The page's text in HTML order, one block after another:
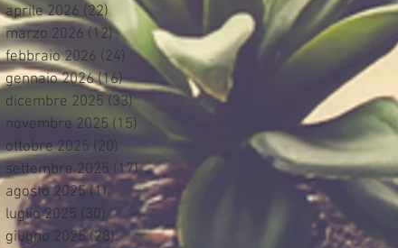
aprile 2026 (22)22 post
marzo 2026 (12) 12 post
febbraio 2026 (24) 24 post
gennaio 2026 (16)16 post
dicembre 2025 (33)33 post
novembre 2025 (15)
ottobre 2025 (20) 20 post
settembre 2025 (17)17 post
agosto 2025 (1) 1 post
luglio 2025 (30) 30 post
giugno 2025 (28)28 post